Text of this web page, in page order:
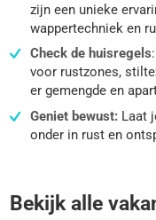
zijn een unieke
wappertechniek en
Check de huisregels
voor rustzones,
er gemengde en
Geniet bewust: Laat
onder in rust en
Bekijk alle